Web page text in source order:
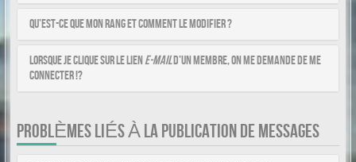
Qu’est-ce que mon rang et comment le modifier ?
Lorsque je clique sur le liene-maild’un membre, on me demande de me
connecter !?
PROBLÈMES LIÉS À LA PUBLICATION DE MESSAGES